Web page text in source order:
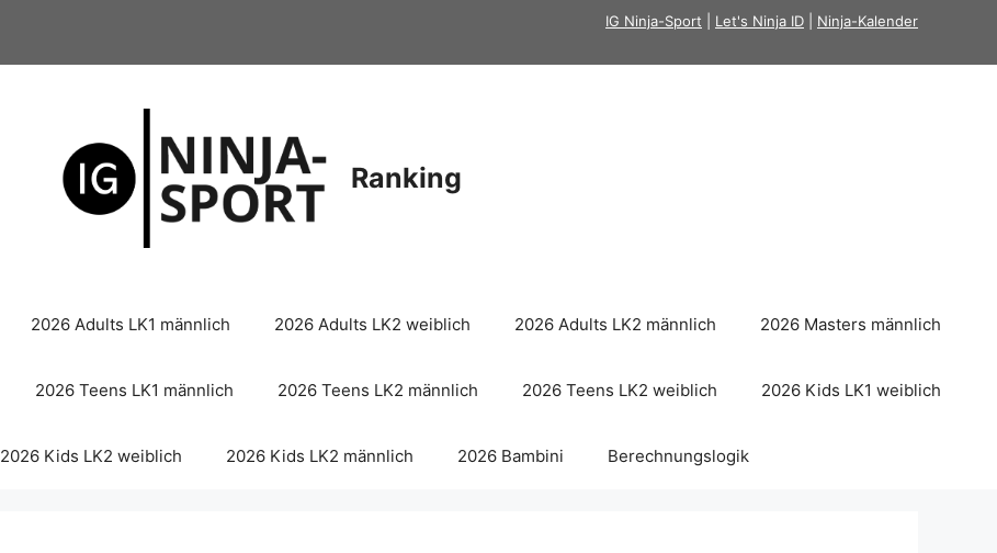
IG Ninja-Sport Let's Ninja ID Ninja-Kalender
Ranking
2026 Adults LK1 männlich 2026 Adults LK2 weiblich 2026 Adults LK2 männlich 2026 Masters männlich
2026 Teens LK1 männlich 2026 Teens LK2 männlich 2026 Teens LK2 weiblich 2026 Kids LK1 weiblich
2026 Kids LK2 weiblich 2026 Kids LK2 männlich 2026 Bambini Berechnungslogik